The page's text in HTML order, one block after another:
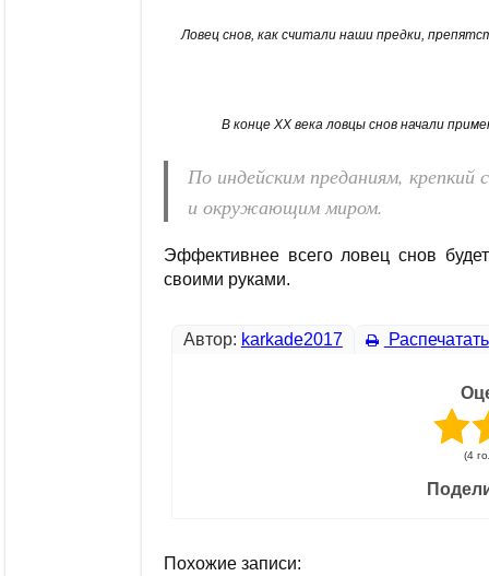
Ловец снов, как считали наши предки,
В конце XX века ловцы снов начали
По индейским преданиям, крепкий
и окружающим миром.
Эффективнее всего ловец снов
своими руками.
Автор: karkade2017 Распечатать
(4
Похожие записи: